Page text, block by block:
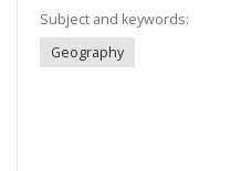
Subject and keywords:
Geography